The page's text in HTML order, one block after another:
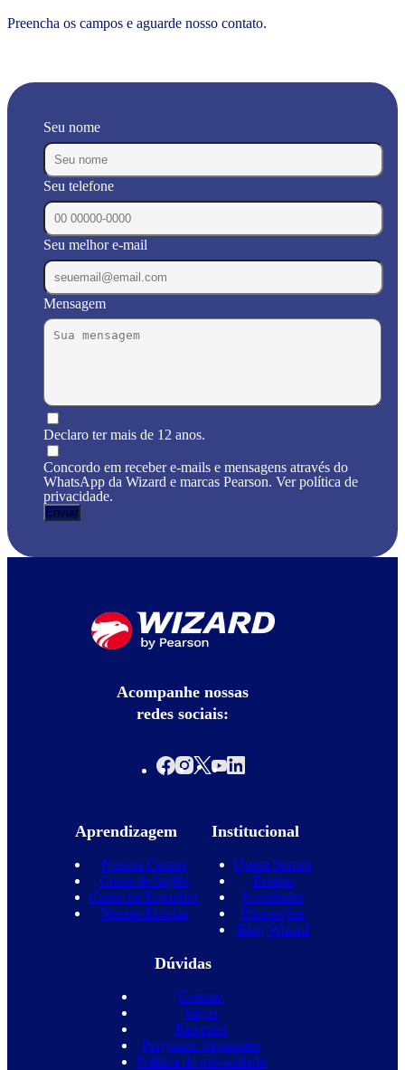
Preencha os campos e aguarde nosso contato.
Seu nome
Seu telefone
Seu melhor e-mail
Mensagem
Declaro ter mais de 12 anos.
Concordo em receber e-mails e mensagens através do
WhatsApp da Wizard e marcas Pearson. Ver política de
privacidade.
Acompanhe nossas
redes sociais:
Aprendizagem
Nossos Cursos
Curso de Inglês
Curso de Espanhol
Nossas Escolas
Institucional
Quem Somos
Equipe
Novidades
Promoções
Blog Wizard
Dúvidas
Contato
Vagas
Parcerias
Perguntas frequentes
Política de privacidade